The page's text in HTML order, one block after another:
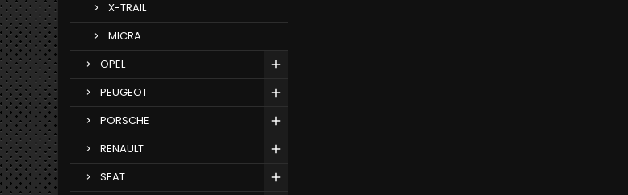
X-TRAIL
MICRA
OPEL
PEUGEOT
PORSCHE
RENAULT
SEAT